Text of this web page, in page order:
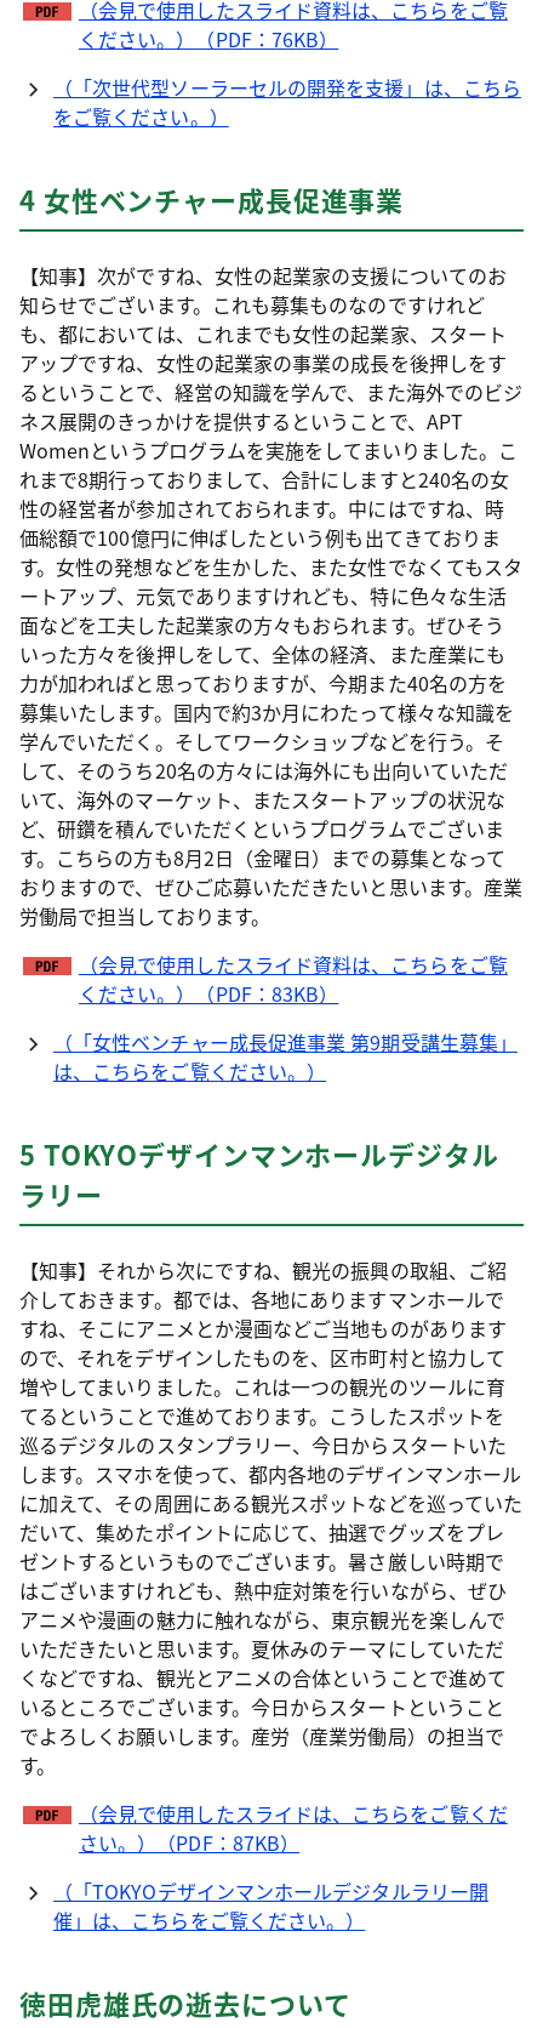
（会見で使用したスライド資料は、こちらをご覧
ください。）（PDF：76KB）
（「次世代型ソーラーセルの開発を支援」は、こちら
をご覧ください。）
4 女性ベンチャー成長促進事業
【知事】次がですね、女性の起業家の支援についてのお
知らせでございます。これも募集ものなのですけれど
も、都においては、これまでも女性の起業家、スタート
アップですね、女性の起業家の事業の成長を後押しをす
るということで、経営の知識を学んで、また海外でのビジ
ネス展開のきっかけを提供するということで、APT
Womenというプログラムを実施をしてまいりました。こ
れまで8期行っておりまして、合計にしますと240名の女
性の経営者が参加されておられます。中にはですね、時
価総額で100億円に伸ばしたという例も出てきておりま
す。女性の発想などを生かした、また女性でなくてもスタ
ートアップ、元気でありますけれども、特に色々な生活
面などを工夫した起業家の方々もおられます。ぜひそう
いった方々を後押しをして、全体の経済、また産業にも
力が加わればと思っておりますが、今期また40名の方を
募集いたします。国内で約3か月にわたって様々な知識を
学んでいただく。そしてワークショップなどを行う。そ
して、そのうち20名の方々には海外にも出向いていただ
いて、海外のマーケット、またスタートアップの状況な
ど、研鑽を積んでいただくというプログラムでございま
す。こちらの方も8月2日（金曜日）までの募集となって
おりますので、ぜひご応募いただきたいと思います。産業
労働局で担当しております。
（会見で使用したスライド資料は、こちらをご覧
ください。）（PDF：83KB）
（「女性ベンチャー成長促進事業 第9期受講生募集」
は、こちらをご覧ください。）
5 TOKYOデザインマンホールデジタル
ラリー
【知事】それから次にですね、観光の振興の取組、ご紹
介しておきます。都では、各地にありますマンホールで
すね、そこにアニメとか漫画などご当地ものがあります
ので、それをデザインしたものを、区市町村と協力して
増やしてまいりました。これは一つの観光のツールに育
てるということで進めております。こうしたスポットを
巡るデジタルのスタンプラリー、今日からスタートいた
します。スマホを使って、都内各地のデザインマンホール
に加えて、その周囲にある観光スポットなどを巡っていた
だいて、集めたポイントに応じて、抽選でグッズをプレ
ゼントするというものでございます。暑さ厳しい時期で
はございますけれども、熱中症対策を行いながら、ぜひ
アニメや漫画の魅力に触れながら、東京観光を楽しんで
いただきたいと思います。夏休みのテーマにしていただ
くなどですね、観光とアニメの合体ということで進めて
いるところでございます。今日からスタートということ
でよろしくお願いします。産労（産業労働局）の担当で
す。
（会見で使用したスライドは、こちらをご覧くだ
さい。）（PDF：87KB）
（「TOKYOデザインマンホールデジタルラリー開
催」は、こちらをご覧ください。）
徳田虎雄氏の逝去について